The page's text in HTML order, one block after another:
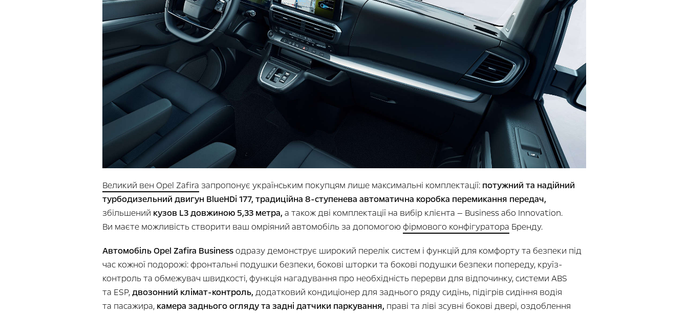
Великий вен Opel Zafira запропонує українським покупцям лише максимальні комплектації: потужний та надійний
турбодизельний двигун BlueHDi 177, традиційна 8-ступенева автоматична коробка перемикання передач,
збільшений кузов L3 довжиною 5,33 метра, а також дві комплектації на вибір клієнта — Business або Innovation.
Ви маєте можливість створити ваш омріяний автомобіль за допомогоюфірмового конфігуратора Бренду.
Автомобіль Opel Zafira Businessодразу демонструє широкий перелік систем і функцій для комфорту та безпеки під
час кожної подорожі: фронтальні подушки безпеки, бокові шторки та бокові подушки безпеки попереду, круїз-
контроль та обмежувач швидкості, функція нагадування про необхідність перерви для відпочинку, системи ABS
та ESP,двозонний клімат-контроль, додатковий кондиціонер для заднього ряду сидінь, підігрів сидіння водія
та пасажира, камера заднього огляду та задні датчики паркування, праві та ліві зсувні бокові двері, оздоблення